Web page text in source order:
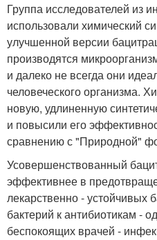
Группа исследователей из
использовали химический
улучшенной версии
производятся
и далеко не всегда они
человеческого организма.
новую, удлиненную
и повысили его
сравнению с "Природной"
Усовершенствованный
эффективнее в
лекарственно - устойчивых
бактерий к антибиотикам -
беспокоящих врачей -